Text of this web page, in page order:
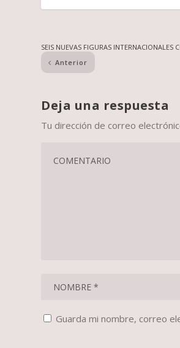
SEIS NUEVAS FIGURAS
Anterior
Deja una respuesta
Tu dirección de correo
Guarda mi nombre, correo